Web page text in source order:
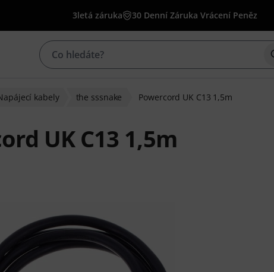
3letá záruka 30 Denní Záruka Vrácení Peněz
kabely the sssnake Powercord UK C13 1,5m
UK C13 1,5m
3388 hodnocení zákazníků